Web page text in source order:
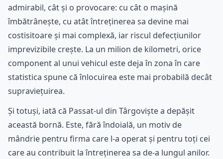
admirabil, cât și o provocare: cu cât o mașină
îmbătrânește, cu atât întreținerea sa devine mai
costisitoare și mai complexă, iar riscul defecțiunilor
imprevizibile crește. La un milion de kilometri, orice
component al unui vehicul este deja în zona în care
statistica spune că înlocuirea este mai probabilă decât
supraviețuirea.
Și totuși, iată că Passat-ul din Târgoviște a depășit
această bornă. Este, fără îndoială, un motiv de
mândrie pentru firma care l-a operat și pentru toți cei
care au contribuit la întreținerea sa de-a lungul anilor.